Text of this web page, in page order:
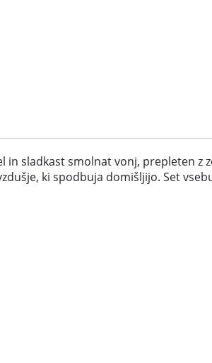
in sladkast smolnat vonj, prepleten z
ki spodbuja domišljijo. Set